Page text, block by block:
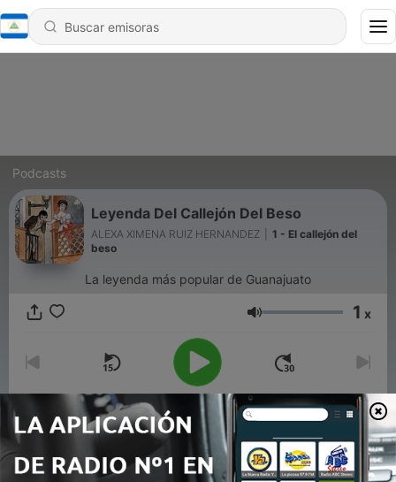
Podcasts
Leyenda Del Callejón Del Beso
ALEXA XIMENA RUIZ HERNANDEZ
1 - El callejón del
beso
La leyenda más popular de Guanajuato
Volumen 1 x
00:00
Episodios